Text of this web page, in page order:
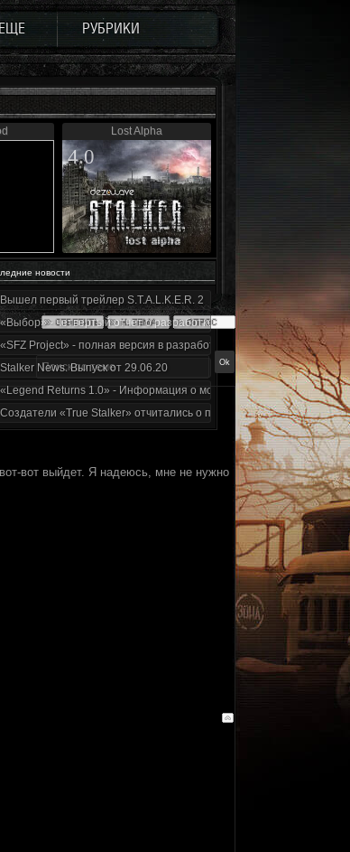
ЕЩЕ РУБРИКИ
Lost Alpha
4.0
новости
первый трейлер S.T.A.L.K.E.R. 2
- четвертый отчет о разработке!
Project» - полная версия в разработке!
News. Выпуск от 29.06.20
Returns 1.0» - Информация о моде за июнь 2020
«True Stalker» отчитались о проделанной работе
вот выйдет. Я надеюсь, мне не нужно